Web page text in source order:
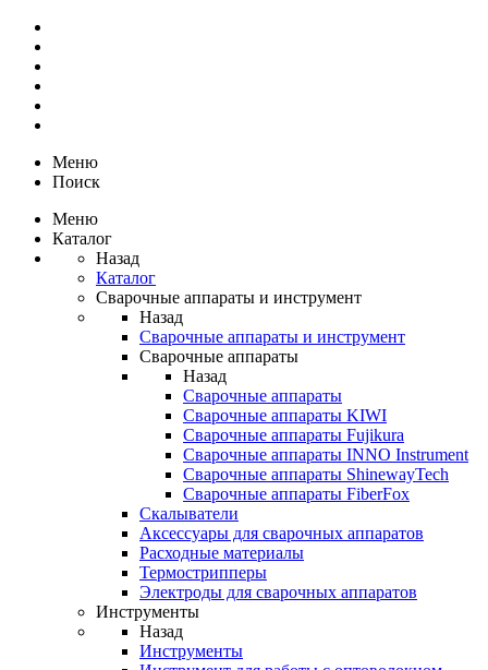
Меню
Поиск
Меню
Каталог
Назад
Каталог
Сварочные аппараты и инструмент
Назад
Сварочные аппараты и инструмент
Сварочные аппараты
Назад
Сварочные аппараты
Сварочные аппараты KIWI
Сварочные аппараты Fujikura
Сварочные аппараты INNO Instrument
Сварочные аппараты ShinewayTech
Cварочные аппараты FiberFox
Скалыватели
Аксессуары для сварочных аппаратов
Расходные материалы
Термострипперы
Электроды для сварочных аппаратов
Инструменты
Назад
Инструменты